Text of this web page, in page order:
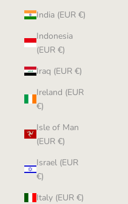
India (EUR €)
Indonesia
(EUR €)
Iraq (EUR €)
Ireland (EUR
€)
Isle of Man
(EUR €)
Israel (EUR
€)
Italy (EUR €)